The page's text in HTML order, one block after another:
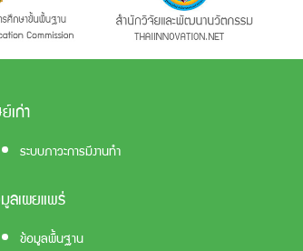
เก่า
ระบบภาวะการมีงานทำ
ลเผยแพร่
ข้อมูลพื้นฐาน